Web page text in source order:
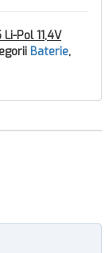
Pol 11,4V
Baterie,